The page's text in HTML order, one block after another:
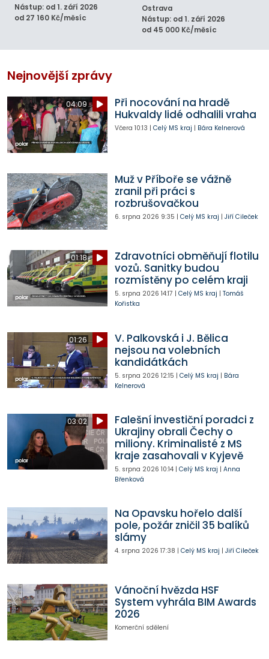
Nástup: od 1. září 2026
od 27 160 Kč/měsíc
Ostrava
Nástup: od 1. září 2026
od 45 000 Kč/měsíc
Nejnovější zprávy
04:09
Při nocování na hradě
Hukvaldy lidé odhalili vraha
Včera 10:13 | Celý MS kraj | Bára Kelnerová
Muž v Příboře se vážně
zranil při práci s
rozbrušovačkou
6. srpna 2026 9:35 | Celý MS kraj | Jiří Cileček
01:18
Zdravotníci obměňují flotilu
vozů. Sanitky budou
rozmístěny po celém kraji
5. srpna 2026 14:17 | Celý MS kraj | Tomáš
Kořistka
01:26
V. Palkovská i J. Bělica
nejsou na volebních
kandidátkách
5. srpna 2026 12:15 | Celý MS kraj | Bára
Kelnerová
03:02
Falešní investiční poradci z
Ukrajiny obrali Čechy o
miliony. Kriminalisté z MS
kraje zasahovali v Kyjevě
5. srpna 2026 10:14| Celý MS kraj | Anna
Břenková
Na Opavsku hořelo další
pole, požár zničil 35 balíků
slámy
4. srpna 2026 17:38 | Celý MS kraj | Jiří Cileček
Vánoční hvězda HSF
System vyhrála BIM Awards
2026
Komerční sdělení